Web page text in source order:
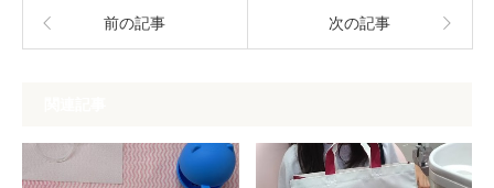
前の記事 次の記事